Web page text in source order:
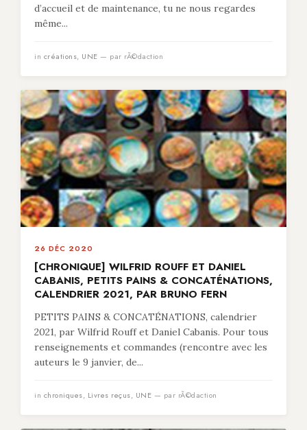
d’accueil et de maintenance, tu ne nous regardes
même...
in créations, UNE — par rÃ©daction
26 DÉC 2020
[CHRONIQUE] WILFRID ROUFF ET DANIEL
CABANIS, PETITS PAINS & CONCATÉNATIONS,
CALENDRIER 2021, PAR BRUNO FERN
PETITS PAINS & CONCATÉNATIONS, calendrier
2021, par Wilfrid Rouff et Daniel Cabanis. Pour tous
renseignements et commandes (rencontre avec les
auteurs le 9 janvier, de...
in chroniques, Livres reçus, UNE — par rÃ©daction